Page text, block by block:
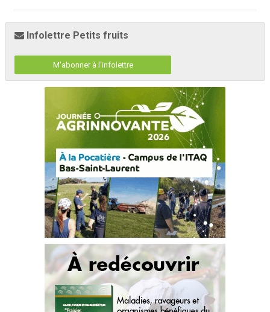
Infolettre Petits fruits
M'abonner à l'infolettre